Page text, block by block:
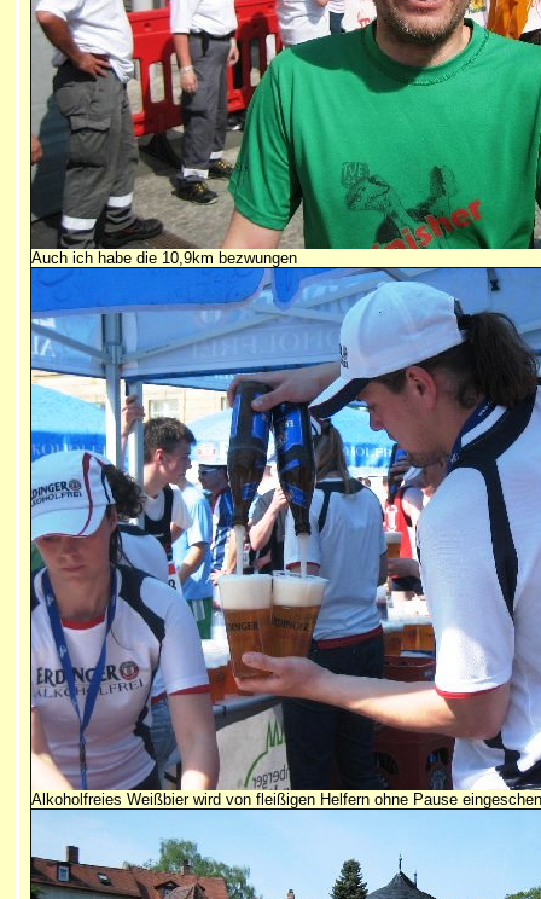
Auch ich habe die 10,9km bezwungen
Alkoholfreies Weißbier wird von fleißigen Helfern ohne Pause